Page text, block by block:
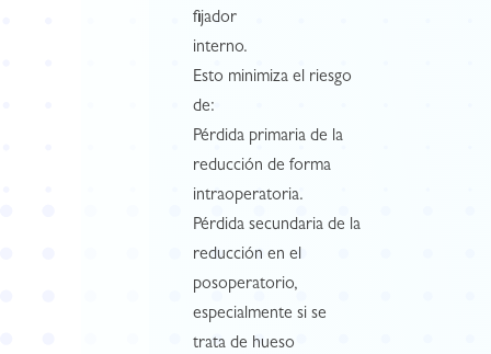
fijador
interno.
Esto minimiza el riesgo
de:
Pérdida primaria de la
reducción de forma
intraoperatoria.
Pérdida secundaria de la
reducción en el
posoperatorio,
especialmente si se
trata de hueso